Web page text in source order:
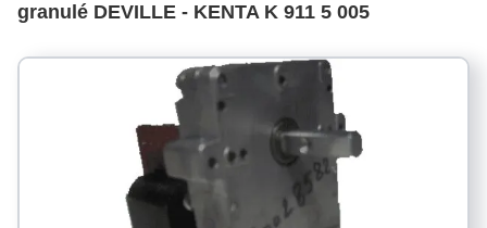
granulé DEVILLE - KENTA K 911 5 005